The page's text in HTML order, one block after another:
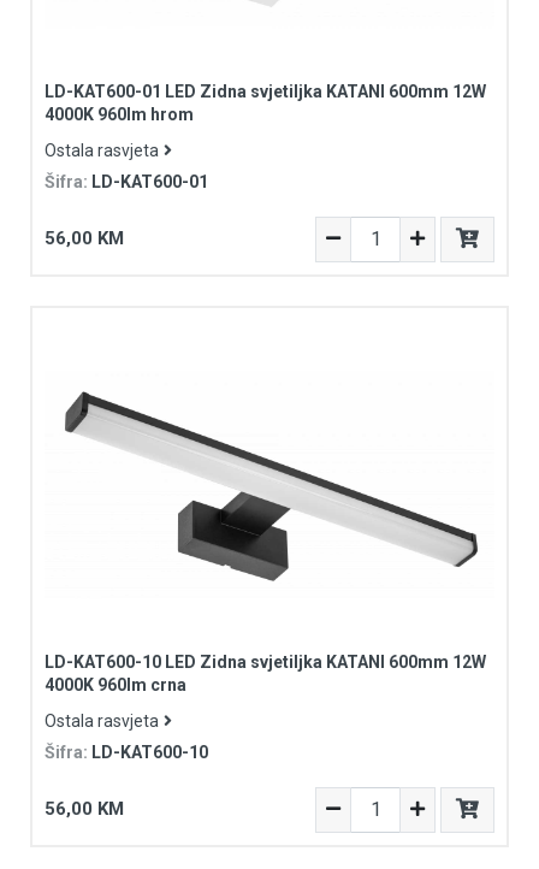
LD-KAT600-01 LED Zidna svjetiljka KATANI 600mm 12W
4000K 960lm hrom
Ostala rasvjeta
Šifra: LD-KAT600-01
56,00 KM
LD-KAT600-10 LED Zidna svjetiljka KATANI 600mm 12W
4000K 960lm crna
Ostala rasvjeta
Šifra: LD-KAT600-10
56,00 KM